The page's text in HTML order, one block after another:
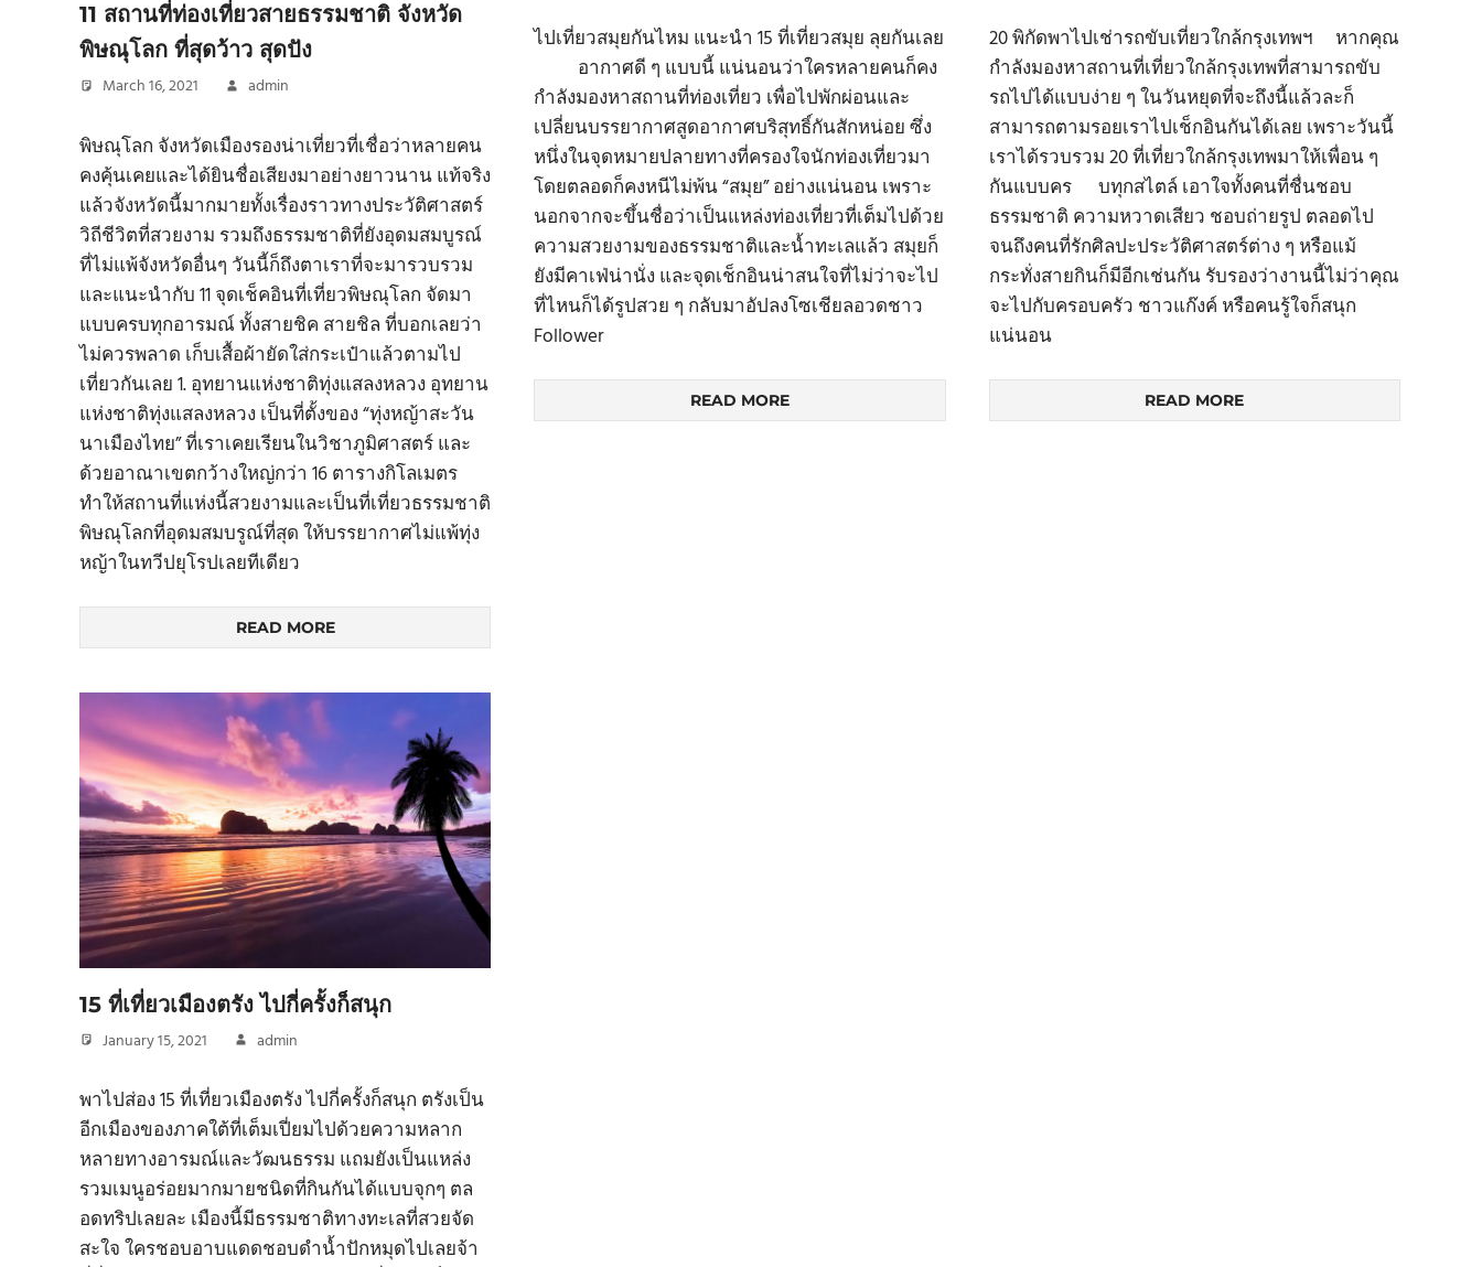
11 สถานที่ท่องเที่ยวสายธรรมชาติ จังหวัด
พิษณุโลก ที่สุดว้าว สุดปัง
March 16, 2021 admin
พิษณุโลก จังหวัดเมืองรองน่าเที่ยวที่เชื่อว่าหลายคน
คงคุ้นเคยและได้ยินชื่อเสียงมาอย่างยาวนาน แท้จริง
แล้วจังหวัดนี้มากมายทั้งเรื่องราวทางประวัติศาสตร์
วิถีชีวิตที่สวยงาม รวมถึงธรรมชาติที่ยังอุดมสมบูรณ์
ที่ไม่แพ้จังหวัดอื่นๆ วันนี้ก็ถึงตาเราที่จะมารวบรวม
และแนะนำกับ 11 จุดเช็คอินที่เที่ยวพิษณุโลก จัดมา
แบบครบทุกอารมณ์ ทั้งสายชิค สายชิล ที่บอกเลยว่า
ไม่ควรพลาด เก็บเสื้อผ้ายัดใส่กระเป๋าแล้วตามไป
เที่ยวกันเลย 1. อุทยานแห่งชาติทุ่งแสลงหลวง อุทยาน
แห่งชาติทุ่งแสลงหลวง เป็นที่ตั้งของ “ทุ่งหญ้าสะวัน
นาเมืองไทย” ที่เราเคยเรียนในวิชาภูมิศาสตร์ และ
ด้วยอาณาเขตกว้างใหญ่กว่า 16 ตารางกิโลเมตร
ทำให้สถานที่แห่งนี้สวยงามและเป็นที่เที่ยวธรรมชาติ
พิษณุโลกที่อุดมสมบรูณ์ที่สุด ให้บรรยากาศไม่แพ้ทุ่ง
หญ้าในทวีปยุโรปเลยทีเดียว
READ MORE
ไปเที่ยวสมุยกันไหม แนะนำ 15 ที่เที่ยวสมุย ลุยกันเลย
อากาศดี ๆ แบบนี้ แน่นอนว่าใครหลายคนก็คง
กำลังมองหาสถานที่ท่องเที่ยว เพื่อไปพักผ่อนและ
เปลี่ยนบรรยากาศสูดอากาศบริสุทธิ์กันสักหน่อย ซึ่ง
หนึ่งในจุดหมายปลายทางที่ครองใจนักท่องเที่ยวมา
โดยตลอดก็คงหนีไม่พ้น “สมุย” อย่างแน่นอน เพราะ
นอกจากจะขึ้นชื่อว่าเป็นแหล่งท่องเที่ยวที่เต็มไปด้วย
ความสวยงามของธรรมชาติและน้ำทะเลแล้ว สมุยก็
ยังมีคาเฟ่น่านั่ง และจุดเช็กอินน่าสนใจที่ไม่ว่าจะไป
ที่ไหนก็ได้รูปสวย ๆ กลับมาอัปลงโซเชียลอวดชาว
Follower
READ MORE
20 พิกัดพาไปเช่ารถขับเที่ยวใกล้กรุงเทพฯ หากคุณ
กำลังมองหาสถานที่เที่ยวใกล้กรุงเทพที่สามารถขับ
รถไปได้แบบง่าย ๆ ในวันหยุดที่จะถึงนี้แล้วละก็
สามารถตามรอยเราไปเช็กอินกันได้เลย เพราะวันนี้
เราได้รวบรวม 20 ที่เที่ยวใกล้กรุงเทพมาให้เพื่อน ๆ
กันแบบคร บทุกสไตล์ เอาใจทั้งคนที่ชื่นชอบ
ธรรมชาติ ความหวาดเสียว ชอบถ่ายรูป ตลอดไป
จนถึงคนที่รักศิลปะประวัติศาสตร์ต่าง ๆ หรือแม้
กระทั่งสายกินก็มีอีกเช่นกัน รับรองว่างานนี้ไม่ว่าคุณ
จะไปกับครอบครัว ชาวแก๊งค์ หรือคนรู้ใจก็สนุก
แน่นอน
READ MORE
15 ที่เที่ยวเมืองตรัง ไปกี่ครั้งก็สนุก
January 15, 2021 admin
พาไปส่อง 15 ที่เที่ยวเมืองตรัง ไปกี่ครั้งก็สนุก ตรังเป็น
อีกเมืองของภาคใต้ที่เต็มเปี่ยมไปด้วยความหลาก
หลายทางอารมณ์และวัฒนธรรม แถมยังเป็นแหล่ง
รวมเมนูอร่อยมากมายชนิดที่กินกันได้แบบจุกๆ ตล
อดทริปเลยละ เมืองนี้มีธรรมชาติทางทะเลที่สวยจัด
สะใจ ใครชอบอาบแดดชอบดำน้ำปักหมุดไปเลยจ้า